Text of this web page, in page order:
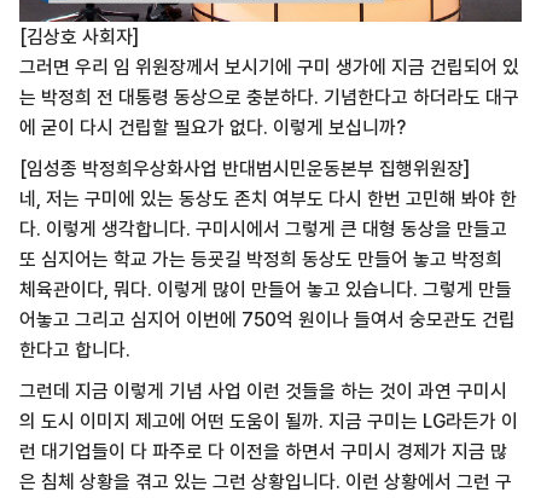
[김상호 사회자]
그러면 우리 임 위원장께서 보시기에 구미 생가에 지금 건립되어 있
는 박정희 전 대통령 동상으로 충분하다. 기념한다고 하더라도 대구
에 굳이 다시 건립할 필요가 없다. 이렇게 보십니까?
[임성종 박정희우상화사업 반대범시민운동본부 집행위원장]
네, 저는 구미에 있는 동상도 존치 여부도 다시 한번 고민해 봐야 한
다. 이렇게 생각합니다. 구미시에서 그렇게 큰 대형 동상을 만들고
또 심지어는 학교 가는 등굣길 박정희 동상도 만들어 놓고 박정희
체육관이다, 뭐다. 이렇게 많이 만들어 놓고 있습니다. 그렇게 만들
어놓고 그리고 심지어 이번에 750억 원이나 들여서 숭모관도 건립
한다고 합니다.
그런데 지금 이렇게 기념 사업 이런 것들을 하는 것이 과연 구미시
의 도시 이미지 제고에 어떤 도움이 될까. 지금 구미는 LG라든가 이
런 대기업들이 다 파주로 다 이전을 하면서 구미시 경제가 지금 많
은 침체 상황을 겪고 있는 그런 상황입니다. 이런 상황에서 그런 구